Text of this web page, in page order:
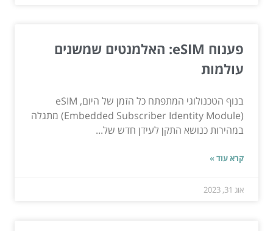
פענוח eSIM: האלמנטים שמשנים
עולמות
בנוף הטכנולוגי המתפתח כל הזמן של היום, eSIM
(Embedded Subscriber Identity Module) מתגלה
במהירות כנושא התקן לעידן חדש של...
קרא עוד »
אוג 31, 2023